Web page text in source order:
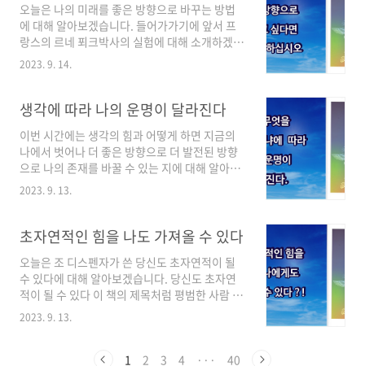
1. 무료 이미지 사이트를 사용하는 이유많은 분들
이 구글 이미지 검색에서 사진을 그대로 저장해
쓰곤 하지만,그건 저작권 침해로 이어질 수 있습
니다.특히 네이버 블로그는 광고 수익이나 체험
미지를 써야 해요.그래서 필요한 게 바로✅ 무료..
오늘은 나의 미래를 좋은 방향으로 바꾸는 방법
에 대해 알아보겠습니다. 들어가가기에 앞서 프
랑스의 르네 푀크박사의 실험에 대해 소개하겠습
니다. 푀크 박사는 정해진 방향이 없이 무작위로
기록했습니다. 기록결과 로봇은 상자안에서 전체
화한 병아리들을 상자안에 넣고 로봇을 보게 했
습니다. 병아리들은 로봇이 어미인줄 알고 로봇
을 졸졸 따라다니기 시작했습니다. 그렇게 로봇
을 졸졸 따라다니게 놔둔 후 병아리들을 상자안
있었지만 따라다닐 순 없었습니다. 그리고 난 후
상자안에서 로봇의 움직임을 ..
2023. 9. 14.
생각에 따라 나의 운명이 달라진다
이번 시간에는 생각의 힘과 어떻게 하면 지금의
나에서 벗어나 더 좋은 방향으로 더 발전된 방향
으로 나의 존재를 바꿀 수 있는 지에 대해 알아보
도록 하겠습니다. 우리가 뭔가를 이루고 싶은 미
을 다른 곳으로 돌리면 에너지도 다른 곳으로 흐
르게 됩니다. 지금 내가 생각하고 느끼고 있는 것
부터 바꿔야 합니다. 새로운 일이 일어나게 할려
면 내가 원하는 것을 충분히 오랫동안 생각하고
느껴야 합니다. 마음속으로 어떤 상황에 집중하
면서 어떤 생각과 느낌 속에 계속 머물게 된다면
2023. 9. 13.
초자연적인 힘을 나도 가져올 수 있다
오늘은 조 디스펜자가 쓴 당신도 초자연적이 될
수 있다에 대해 알아보겠습니다. 당신도 초자연
적이 될 수 있다 이 책의 제목처럼 평범한 사람 누
구나 초자연적인 힘을 가질 수 있다는 것이 이 책
이 전달하고자 하는 내용입니다. 불치의 병에서
풀리지 않고 있다면 자신의 운명을 바꿔 새로운
2023. 9. 13.
1 2 3 4 ··· 40